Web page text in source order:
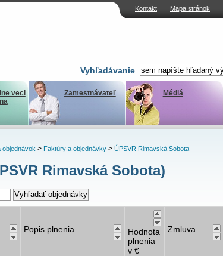
Kontakt Mapa stránok
Vyhľadávanie
veci
Zamestnávateľ Médiá
objednávok> Faktúry a objednávky > ÚPSVR Rimavská Sobota
Rimavská Sobota)
Popis plnenia
Hodnota
plnenia
v €
Zmluva